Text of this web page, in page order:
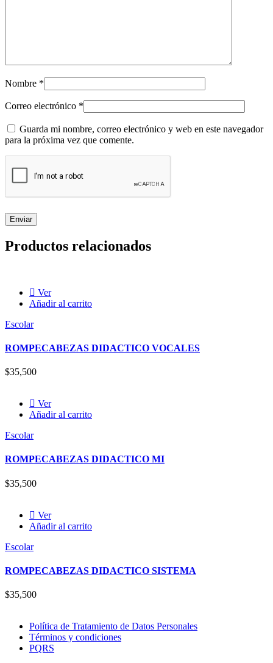
Nombre *
Correo electrónico *
Guarda mi nombre, correo electrónico y web en este navegador
para la próxima vez que comente.
Productos relacionados
Ver
Añadir al carrito
Escolar
ROMPECABEZAS DIDACTICO VOCALES
$35,500
Ver
Añadir al carrito
Escolar
ROMPECABEZAS DIDACTICO MI
$35,500
Ver
Añadir al carrito
Escolar
ROMPECABEZAS DIDACTICO SISTEMA
$35,500
Política de Tratamiento de Datos Personales
Términos y condiciones
PQRS